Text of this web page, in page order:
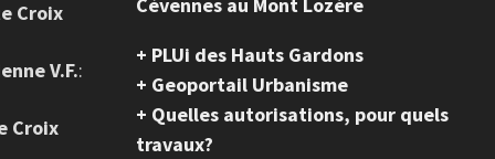
Croix
V.F.:
Croix
+ PLUi des Hauts Gardons
+ Geoportail Urbanisme
+ Quelles autorisations, pour quels
travaux?